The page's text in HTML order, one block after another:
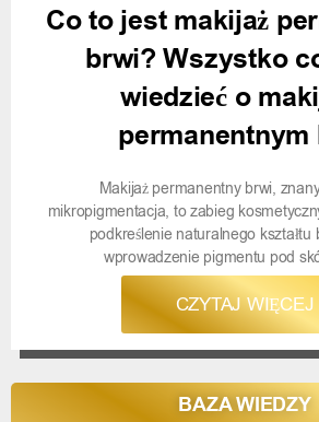
Co to jest makijaż
brwi? Wszystko
wiedzieć o
permanentnym
Makijaż permanentny brwi,
mikropigmentacja, to zabieg
podkreślenie naturalnego kształtu
wprowadzenie pigmentu pod
CZYTAJ WIĘCEJ
BAZA WIEDZY